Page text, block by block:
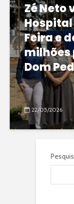
Zé Neto
Hospital
Feira e
milhões
Dom
22/05/2026